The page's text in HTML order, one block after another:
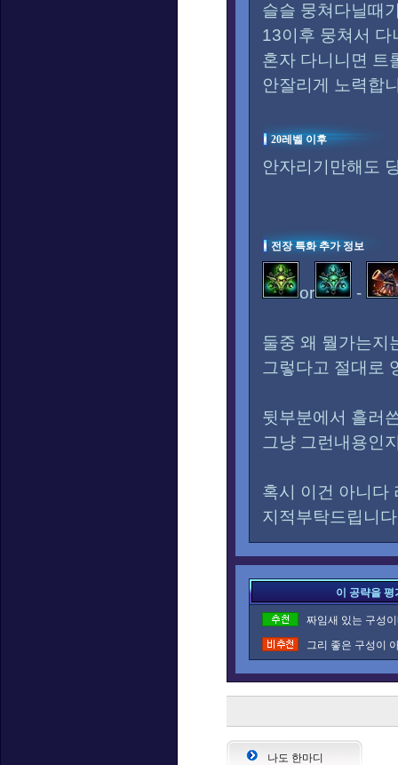
슬슬 뭉쳐다닐때
13이후 뭉쳐서 다
혼자 다니니면 트
안잘리게 노력합
20레벨 이후
안자리기만해도
전장 특화 추가 정보
or -
둘중 왜 뭘가는지
그렇다고 절대로
뒷부분에서 흘러
그냥 그런내용인
혹시 이건 아니다
지적부탁드립니
이 공략을
짜임새 있는 구성
그리 좋은 구성이
나도 한마디